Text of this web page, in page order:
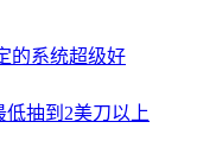
的系统超级好
抽到2美刀以上